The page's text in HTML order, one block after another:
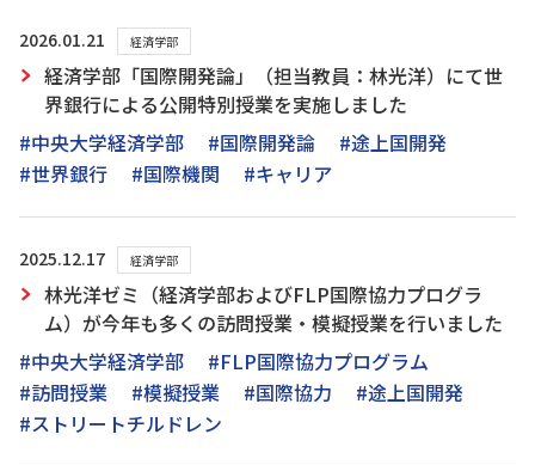
2026.01.21 経済学部
経済学部「国際開発論」（担当教員：林光洋）にて世
界銀行による公開特別授業を実施しました
#中央大学経済学部
#国際開発論
#途上国開発
#世界銀行
#国際機関 #キャリア
2025.12.17 経済学部
林光洋ゼミ（経済学部およびFLP国際協力プログラ
ム）が今年も多くの訪問授業・模擬授業を行いました
#中央大学経済学部
#FLP国際協力プログラム
#訪問授業
#模擬授業 #国際協力
#途上国開発
#ストリートチルドレン